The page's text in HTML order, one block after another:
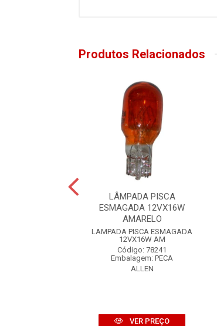
Produtos Relacionados
LÂMPADA PISCA
ESMAGADA 12VX16W
AMARELO
LAMPADA PISCA ESMAGADA
12VX16W AM
Código: 78241
Embalagem: PECA
ALLEN
VER PREÇO